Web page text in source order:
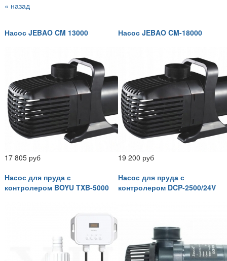
« назад
Насос JEBAO CM 13000
17 805 руб
Насос JEBAO CM-18000
19 200 руб
Насос для пруда с
контролером BOYU TXB-5000
Насос для пруда с
контролером DCP-2500/24V